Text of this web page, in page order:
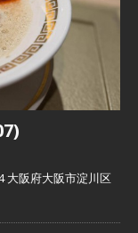
大阪府大阪市淀川区